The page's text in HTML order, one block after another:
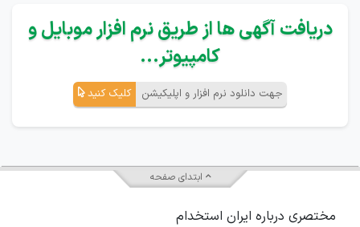
دریافت آگهی ها از طریق نرم افزار موبایل و
کامپیوتر...
جهت دانلود نرم افزار و اپلیکیشن کلیک کنید
ابتدای صفحه
مختصری درباره ایران استخدام